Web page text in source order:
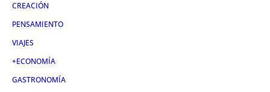
CREACIÓN
PENSAMIENTO
VIAJES
+ECONOMÍA
GASTRONOMÍA